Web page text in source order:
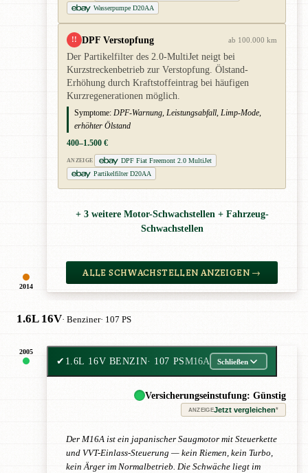
2014
Wasserpumpe D20AA
!! DPF Verstopfung ab 100.000 km
Der Partikelfilter des 2.0-MultiJet neigt bei
Kurzstreckenbetrieb zur Verstopfung. Ölstand-
Erhöhung durch Kraftstoffeintrag bei häufigen
Kurzregenerationen möglich.
Symptome: DPF-Warnung, Leistungsabfall, Limp-Mode,
erhöhter Ölstand
400–1.500 €
ANZEIGE
DPF Fiat Freemont 2.0 MultiJet
Partikelfilter D20AA
+ 3 weitere Motor-Schwachstellen + Fahrzeug-
Schwachstellen
ALLE SCHWACHSTELLEN ANZEIGEN →
1.6L 16V· Benziner· 107 PS
2005
✔ 1.6L 16V BENZIN· 107 PSM16A Schließen
Versicherungseinstufung: Günstig
ANZEIGEJetzt vergleichen*
Der M16A ist ein japanischer Saugmotor mit Steuerkette
und VVT-Einlass-Steuerung — kein Riemen, kein Turbo,
kein Ärger im Normalbetrieb. Die Schwäche liegt im